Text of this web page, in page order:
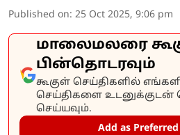
Published on: 25 Oct 2025, 9:06 pm
மாலைமலரை
பின்தொடரவும்
கூகுள் செய்திகளில்
செய்திகளை உடனுக்குடன்
செய்யவும்.
Add as